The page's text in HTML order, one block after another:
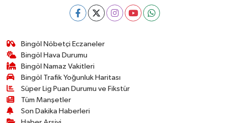
Bingöl Nöbetçi Eczaneler
Bingöl Hava Durumu
Bingöl Namaz Vakitleri
Bingöl Trafik Yoğunluk Haritası
Süper Lig Puan Durumu ve Fikstür
Tüm Manşetler
Son Dakika Haberleri